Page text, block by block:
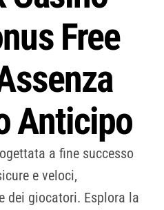
Free
Anticipo
a fine successo
e veloci,
dei giocatori. Esplora la